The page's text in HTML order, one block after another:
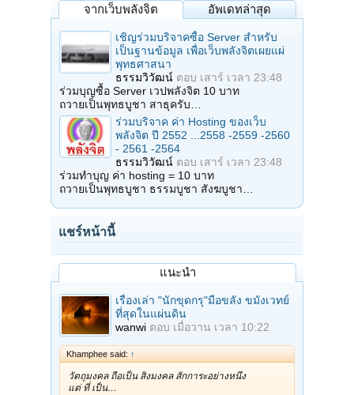
จากเว็บพลังจิต อัพเดทล่าสุด
เชิญร่วมบริจาคซื้อ Server สำหรับ
เป็นฐานข้อมูล เพื่อเว็บพลังจิตเผยแผ่
พุทธศาสนา
ธรรมวิวัฒน์ ตอบ เสาร์ เวลา 23:48
ร่วมบุญซื้อ Server เวปพลังจิต 10 บาท
ถวายเป็นพุทธบูชา สาธุครับ…
ร่วมบริจาค ค่า Hosting ของเว็บ
พลังจิต ปี 2552 ...2558 -2559 -2560
- 2561 -2564
ธรรมวิวัฒน์ ตอบ เสาร์ เวลา 23:48
ร่วมทำบุญ ค่า hosting = 10 บาท
ถวายเป็นพุทธบูชา ธรรมบูชา สังฆบูชา…
แชร์หน้านี้
แนะนำ
เรื่องเล่า "นักขุดกรุ"มือขลัง ขมังเวทย์
ที่สุดในแผ่นดิน
wanwi ตอบ เมื่อวาน เวลา 10:22
Khamphee said: ↑
วัตถุมงคล ถือเป็น สิ่งมงคล สักการะอย่างหนึ่ง
แต่ ที่ เป็น…